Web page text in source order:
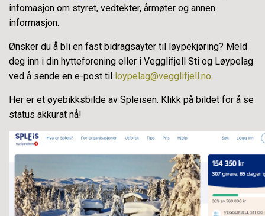
infomasjon om styret, vedtekter, årmøter og annen
informasjon.
Ønsker du å bli en fast bidragsayter til løypekjøring? Meld
deg inn i din hytteforening eller i Vegglifjell Sti og Løypelag
ved å sende en e-post til
loypelag@vegglifjell.no.
Her er et øyebikksbilde av Spleisen. Klikk på bildet for å se
status akkurat nå!